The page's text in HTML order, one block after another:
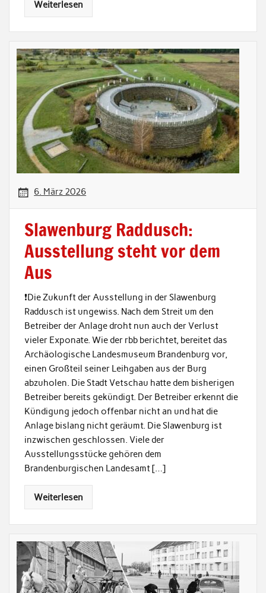
Weiterlesen
6. März 2026
Slawenburg Raddusch:
Ausstellung steht vor dem
Aus
❗️Die Zukunft der Ausstellung in der Slawenburg
Raddusch ist ungewiss. Nach dem Streit um den
Betreiber der Anlage droht nun auch der Verlust
vieler Exponate. Wie der rbb berichtet, bereitet das
Archäologische Landesmuseum Brandenburg vor,
einen Großteil seiner Leihgaben aus der Burg
abzuholen. Die Stadt Vetschau hatte dem bisherigen
Betreiber bereits gekündigt. Der Betreiber erkennt die
Kündigung jedoch offenbar nicht an und hat die
Anlage bislang nicht geräumt. Die Slawenburg ist
inzwischen geschlossen. Viele der
Ausstellungsstücke gehören dem
Brandenburgischen Landesamt […]
Weiterlesen